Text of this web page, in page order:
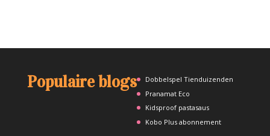
Populaire blogs
Dobbelspel Tienduizenden
Pranamat Eco
Kidsproof pastasaus
Kobo Plus abonnement